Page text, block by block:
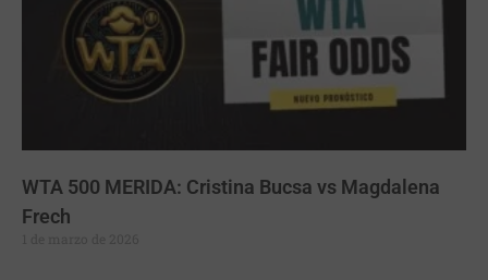
WTA 500 MERIDA: Cristina Bucsa vs Magdalena
Frech